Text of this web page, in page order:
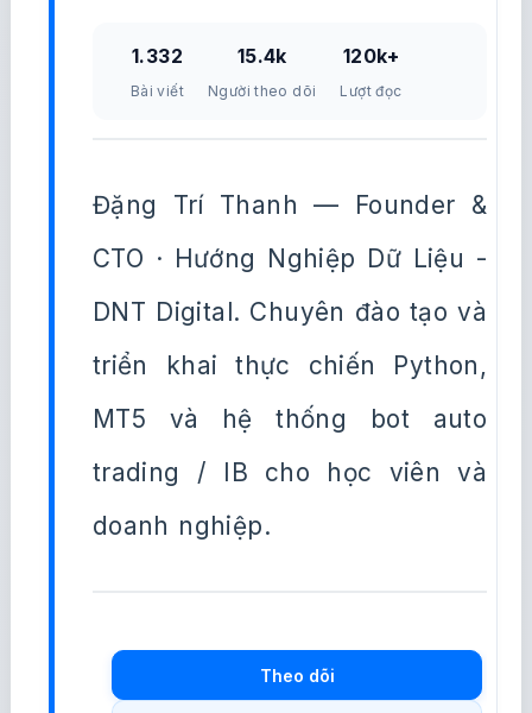
1.332
Bài viết
15.4k
Người theo dõi
120k+
Lượt đọc
Đặng Trí Thanh — Founder &
CTO · Hướng Nghiệp Dữ Liệu -
DNT Digital. Chuyên đào tạo và
triển khai thực chiến Python,
MT5 và hệ thống bot auto
trading / IB cho học viên và
doanh nghiệp.
Theo dõi